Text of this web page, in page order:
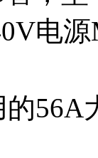
电
56A